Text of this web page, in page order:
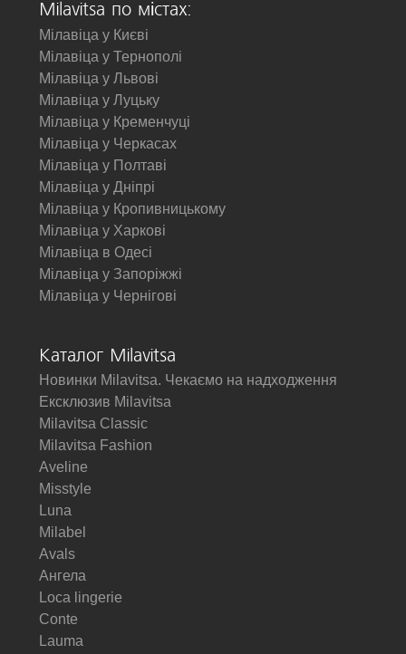
Milavitsa по містах:
Мілавіца у Києві
Мілавіца у Тернополі
Мілавіца у Львові
Мілавіца у Луцьку
Мілавіца у Кременчуці
Мілавіца у Черкасах
Мілавіца у Полтаві
Мілавіца у Дніпрі
Мілавіца у Кропивницькому
Мілавіца у Харкові
Мілавіца в Одесі
Мілавіца у Запоріжжі
Мілавіца у Чернігові
Каталог Milavitsa
Новинки Milavitsa. Чекаємо на надходження
Ексклюзив Milavitsa
Milavitsa Classic
Milavitsa Fashion
Aveline
Misstyle
Luna
Milabel
Avals
Ангела
Loca lingerie
Conte
Lauma